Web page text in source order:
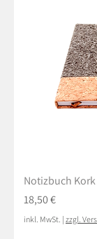
Notizbuch
Preis
18,50 €
inkl. MwSt. | zzgl.